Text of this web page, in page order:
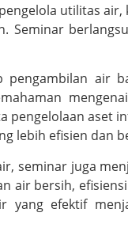
utilitas
air
pengelolaan
lebih efisien dan
seminar juga
bersih,
efektif